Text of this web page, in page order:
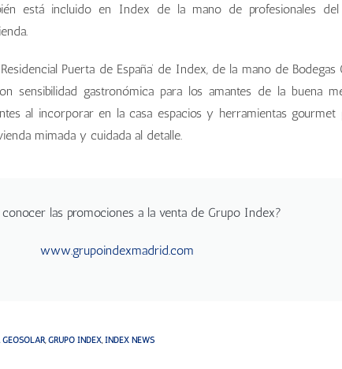
está incluido en Index de la mano de profesionales del
Puerta de España’ de Index, de la mano de
sensibilidad gastronómica para los amantes de la buena
al incorporar en la casa espacios y herramientas gourmet
mimada y cuidada al detalle.
conocer las promociones a la venta de Grupo Index?
www.grupoindexmadrid.com
GRUPO INDEX INDEX NEWS